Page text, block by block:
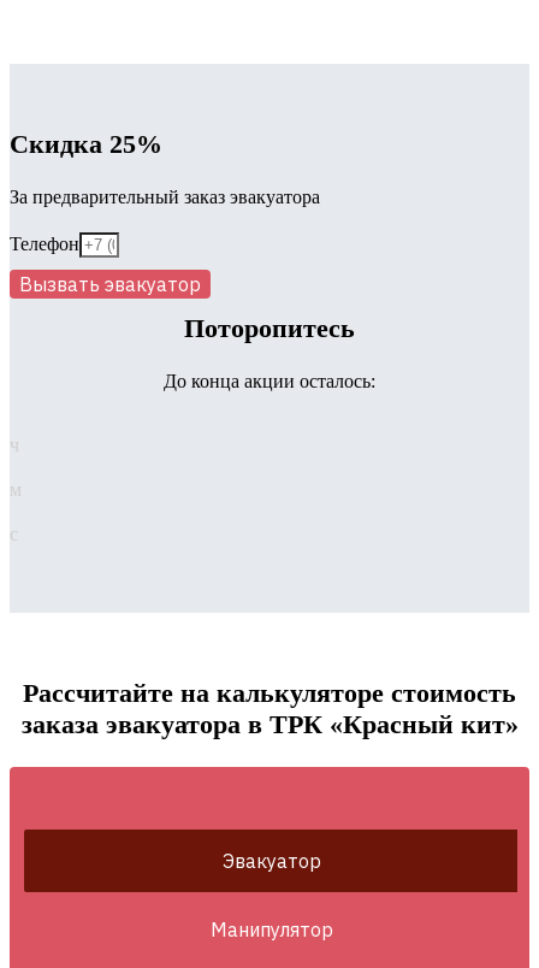
Скидка 25%
За предварительный заказ эвакуатора
Телефон
Вызвать эвакуатор
Поторопитесь
До конца акции осталось:
ч
м
с
Рассчитайте на калькуляторе стоимость
заказа эвакуатора в ТРК «Красный кит»
Эвакуатор
Манипулятор